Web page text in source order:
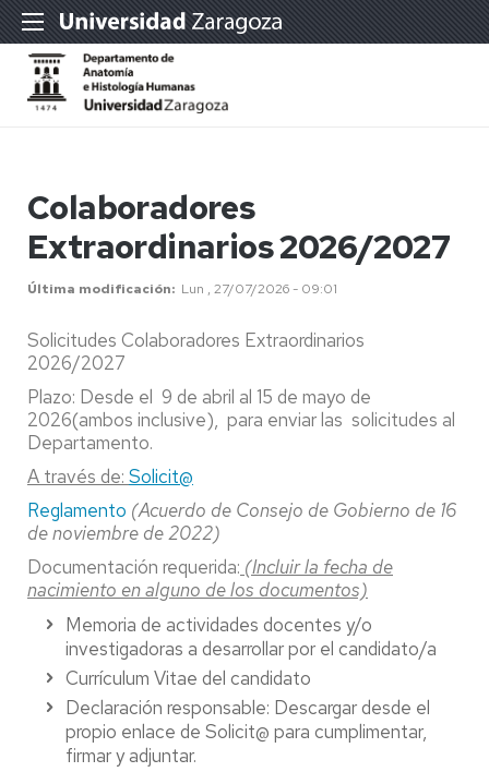
Colaboradores
Extraordinarios 2026/2027
Última modificación Lun , 27/07/2026 - 09:01
Solicitudes Colaboradores Extraordinarios
2026/2027
Plazo: Desde el 9 de abril al 15 de mayo de
2026(ambos inclusive), para enviar las solicitudes al
Departamento.
A través de: Solicit@
Reglamento (Acuerdo de Consejo de Gobierno de 16
de noviembre de 2022)
Documentación requerida: (Incluir la fecha de
nacimiento en alguno de los documentos)
Memoria de actividades docentes y/o
investigadoras a desarrollar por el candidato/a
Currículum Vitae del candidato
Declaración responsable: Descargar desde el
propio enlace de Solicit@ para cumplimentar,
firmar y adjuntar.